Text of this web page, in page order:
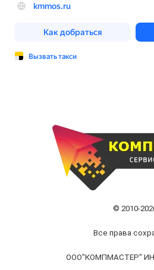
© 2010-
Все права
ООО"КОМПМАСТЕР"